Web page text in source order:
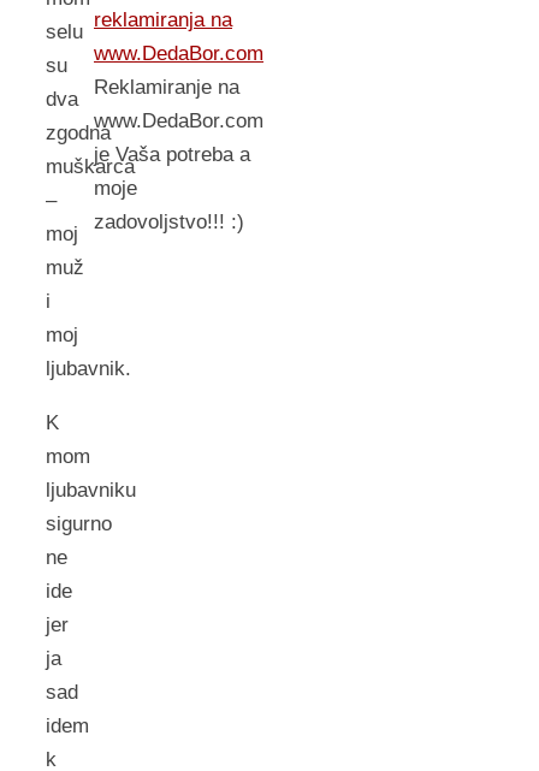
selu
su
dva
zgodna
muškarca
–
moj
muž
i
moj
ljubavnik.
K
mom
ljubavniku
sigurno
ne
ide
jer
ja
sad
idem
k
reklamiranja na
www.DedaBor.com
Reklamiranje na
www.DedaBor.com
je Vaša potreba a
moje
zadovoljstvo!!! :)